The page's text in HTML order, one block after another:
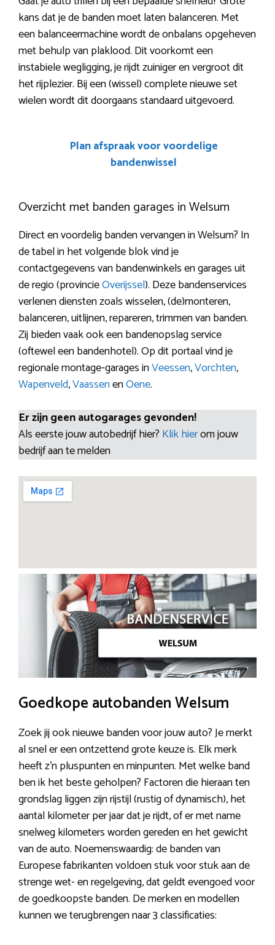
kans dat je de banden moet laten balanceren. Met
een balanceermachine wordt de onbalans opgeheven
met behulp van plaklood. Dit voorkomt een
instabiele wegligging, je rijdt zuiniger en vergroot dit
het rijplezier. Bij een (wissel) complete nieuwe set
wielen wordt dit doorgaans standaard uitgevoerd.
Plan afspraak voor voordelige
bandenwissel
Overzicht met banden garages in Welsum
Direct en voordelig banden vervangen in Welsum? In
de tabel in het volgende blok vind je
contactgegevens van bandenwinkels en garages uit
de regio (provincieOverijssel). Deze bandenservices
verlenen diensten zoals wisselen, (de)monteren,
balanceren, uitlijnen, repareren, trimmen van banden.
Zij bieden vaak ook een bandenopslag service
(oftewel een bandenhotel). Op dit portaal vind je
regionale montage-garages inVeessen,Vorchten,
Wapenveld,VaassenenOene.
Er zijn geen autogarages gevonden!
Als eerste jouw autobedrijf hier? Klik hierom jouw
bedrijf aan te melden
Goedkope autobanden Welsum
Zoek jij ook nieuwe banden voor jouw auto? Je merkt
al snel er een ontzettend grote keuze is. Elk merk
heeft z’n pluspunten en minpunten. Met welke band
ben ik het beste geholpen? Factoren die hieraan ten
grondslag liggen zijn rijstijl (rustig of dynamisch), het
aantal kilometer per jaar dat je rijdt, of er met name
snelweg kilometers worden gereden en het gewicht
van de auto. Noemenswaardig: de banden van
Europese fabrikanten voldoen stuk voor stuk aan de
strenge wet- en regelgeving, dat geldt evengoed voor
de goedkoopste banden. De merken en modellen
kunnen we terugbrengen naar 3 classificaties: